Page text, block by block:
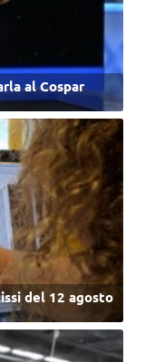
al Cospar
del 12 agosto